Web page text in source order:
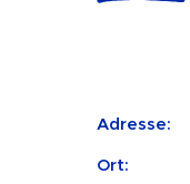
Adresse:
Ort: